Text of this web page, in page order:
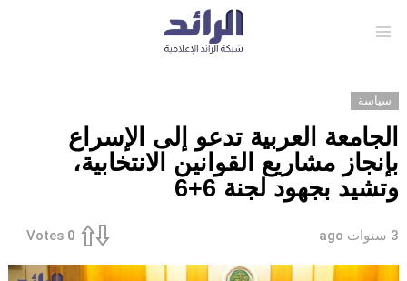
سياسة
الجامعة العربية تدعو إلى الإسراع
بإنجاز مشاريع القوانين الانتخابية،
وتشيد بجهود لجنة 6+6
3 سنوات ago 0
Votes